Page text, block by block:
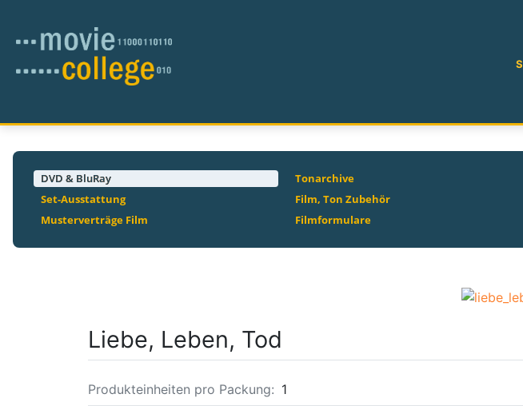
DVD & BluRay Tonarchive
Set-Ausstattung
Film, Ton Zubehör
Musterverträge Film
Filmformulare
Liebe, Leben, Tod
Produkteinheiten pro Packung: 1